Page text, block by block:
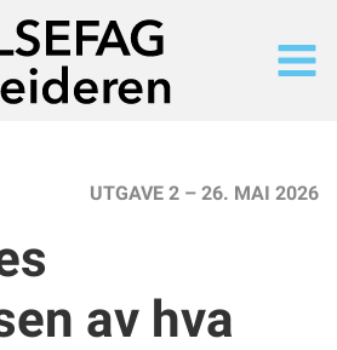
UTGAVE 2 – 26. MAI 2026
av hva